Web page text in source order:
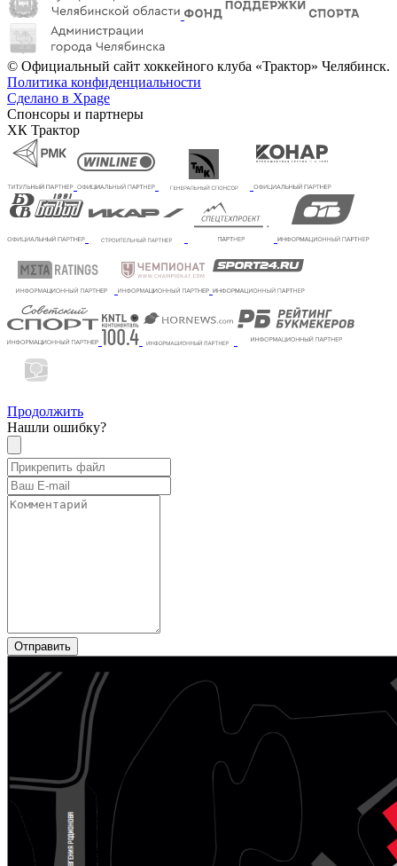
© Официальный сайт хоккейного клуба «Трактор» Челябинск.
Политика конфиденциальности
Сделано в Xpage
Спонсоры и партнеры
ХК Трактор
Продолжить
Нашли ошибку?